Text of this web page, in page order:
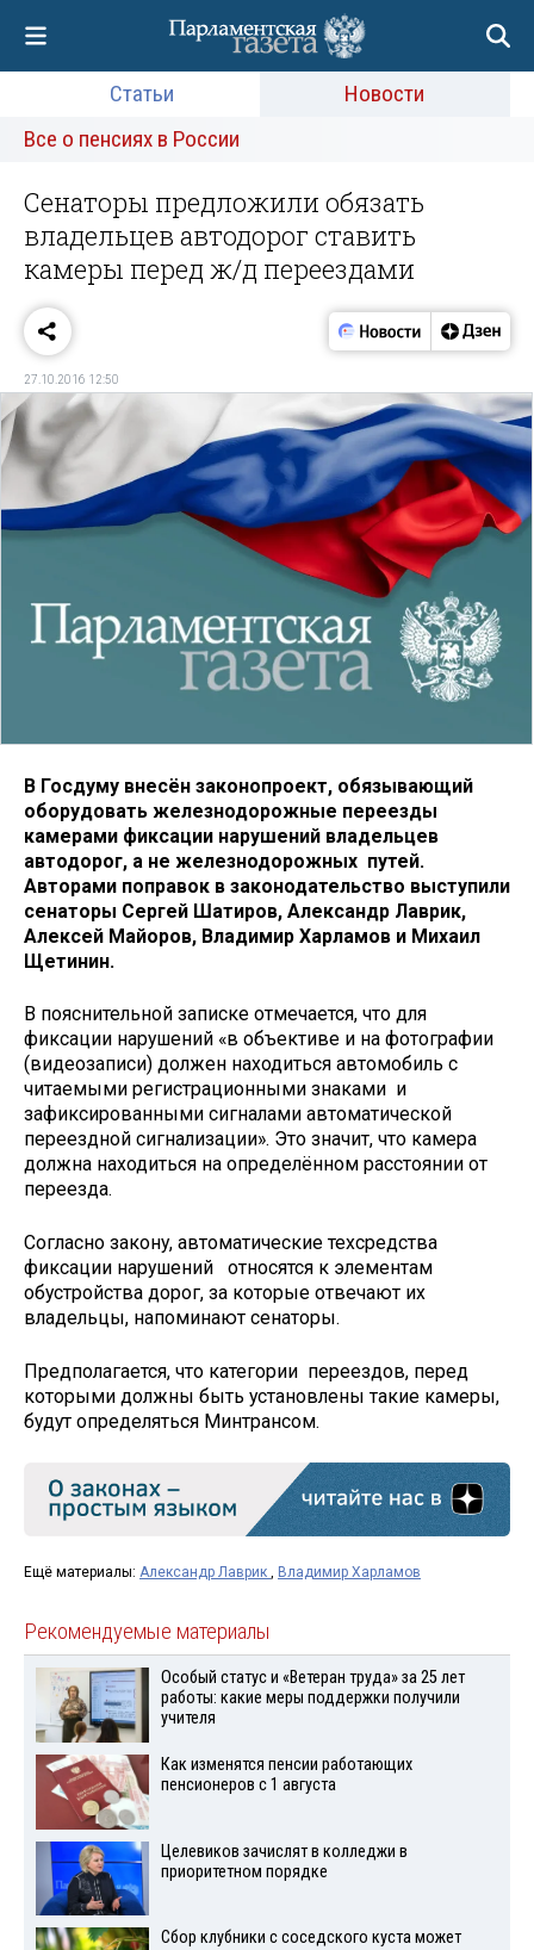
Статьи
Новости
Все о пенсиях в России
Сенаторы предложили обязать
владельцев автодорог ставить
камеры перед ж/д переездами
27.10.2016 12:50
В Госдуму внесён законопроект, обязывающий
оборудовать железнодорожные переезды
камерами фиксации нарушений владельцев
автодорог, а не железнодорожных путей.
Авторами поправок в законодательство выступили
сенаторы Сергей Шатиров, Александр Лаврик,
Алексей Майоров, Владимир Харламов и Михаил
Щетинин.
В пояснительной записке отмечается, что для
фиксации нарушений «в объективе и на фотографии
(видеозаписи) должен находиться автомобиль с
читаемыми регистрационными знаками и
зафиксированными сигналами автоматической
переездной сигнализации». Это значит, что камера
должна находиться на определённом расстоянии от
переезда.
Согласно закону, автоматические техсредства
фиксации нарушений относятся к элементам
обустройства дорог, за которые отвечают их
владельцы, напоминают сенаторы.
Предполагается, что категории переездов, перед
которыми должны быть установлены такие камеры,
будут определяться Минтрансом.
Ещё материалы: Александр Лаврик , Владимир Харламов
Рекомендуемые материалы
Особый статус и «Ветеран труда» за 25 лет
работы: какие меры поддержки получили
учителя
Как изменятся пенсии работающих
пенсионеров с 1 августа
Целевиков зачислят в колледжи в
приоритетном порядке
Сбор клубники с соседского куста может